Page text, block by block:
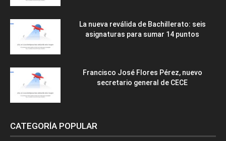
La nueva reválida de Bachillerato: seis
asignaturas para sumar 14 puntos
Francisco José Flores Pérez, nuevo
secretario general de CECE
CATEGORÍA POPULAR